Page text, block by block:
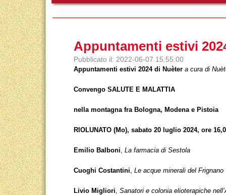
Appuntamenti estivi
Pubblicato il: 2022-06-07 15:55:00
Appuntamenti estivi 2024 di Nuèter a cura di
Convengo SALUTE E MALATTIA
nella montagna fra Bologna, Modena e Pistoia
RIOLUNATO (Mo), sabato 20 luglio 2024, ore
Emilio Balboni, La farmacia di Sestola
Cuoghi Costantini, Le acque minerali del Frignano
Livio Migliori, Sanatori e colonia elioterapiche